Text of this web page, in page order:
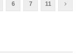
6 7 11